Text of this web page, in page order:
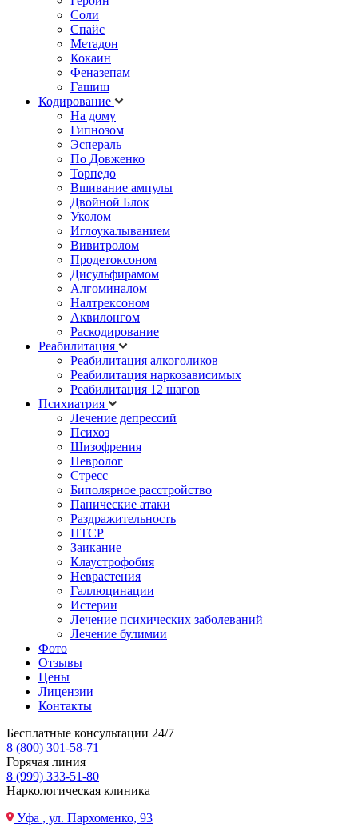
Соли
Спайс
Метадон
Кокаин
Феназепам
Гашиш
Кодирование
На дому
Гипнозом
Эспераль
По Довженко
Торпедо
Вшивание ампулы
Двойной Блок
Уколом
Иглоукалыванием
Вивитролом
Продетоксоном
Дисульфирамом
Алгоминалом
Налтрексоном
Аквилонгом
Раскодирование
Реабилитация
Реабилитация алкоголиков
Реабилитация наркозависимых
Реабилитация 12 шагов
Психиатрия
Лечение депрессий
Психоз
Шизофрения
Невролог
Стресс
Биполярное расстройство
Панические атаки
Раздражительность
ПТСР
Заикание
Клаустрофобия
Неврастения
Галлюцинации
Истерии
Лечение психических заболеваний
Лечение булимии
Фото
Отзывы
Цены
Лицензии
Контакты
Бесплатные консультации 24/7
8 (800) 301-58-71
Горячая линия
8 (999) 333-51-80
Наркологическая клиника
Уфа , ул. Пархоменко, 93